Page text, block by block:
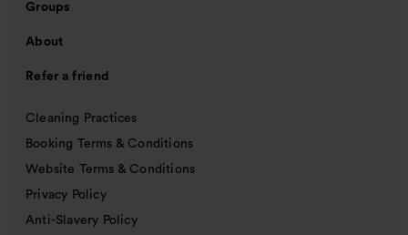
Groups
About
Refer a friend
Cleaning Practices
Booking Terms & Conditions
Website Terms & Conditions
Privacy Policy
Anti-Slavery Policy